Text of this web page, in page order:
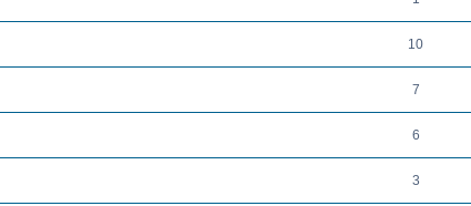
10
7
6
3